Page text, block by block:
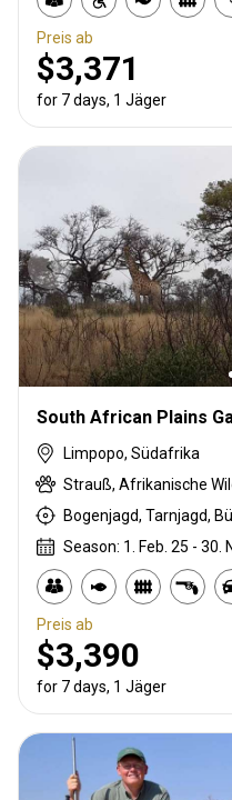
Preis ab
$3,371
for 7 days, 1 Jäger
South African Plains
Limpopo, Südafrika
Bogenjagd, Tarnjagd,
Season: 1. Feb. 25 - 30.
Preis ab
$3,390
for 7 days, 1 Jäger